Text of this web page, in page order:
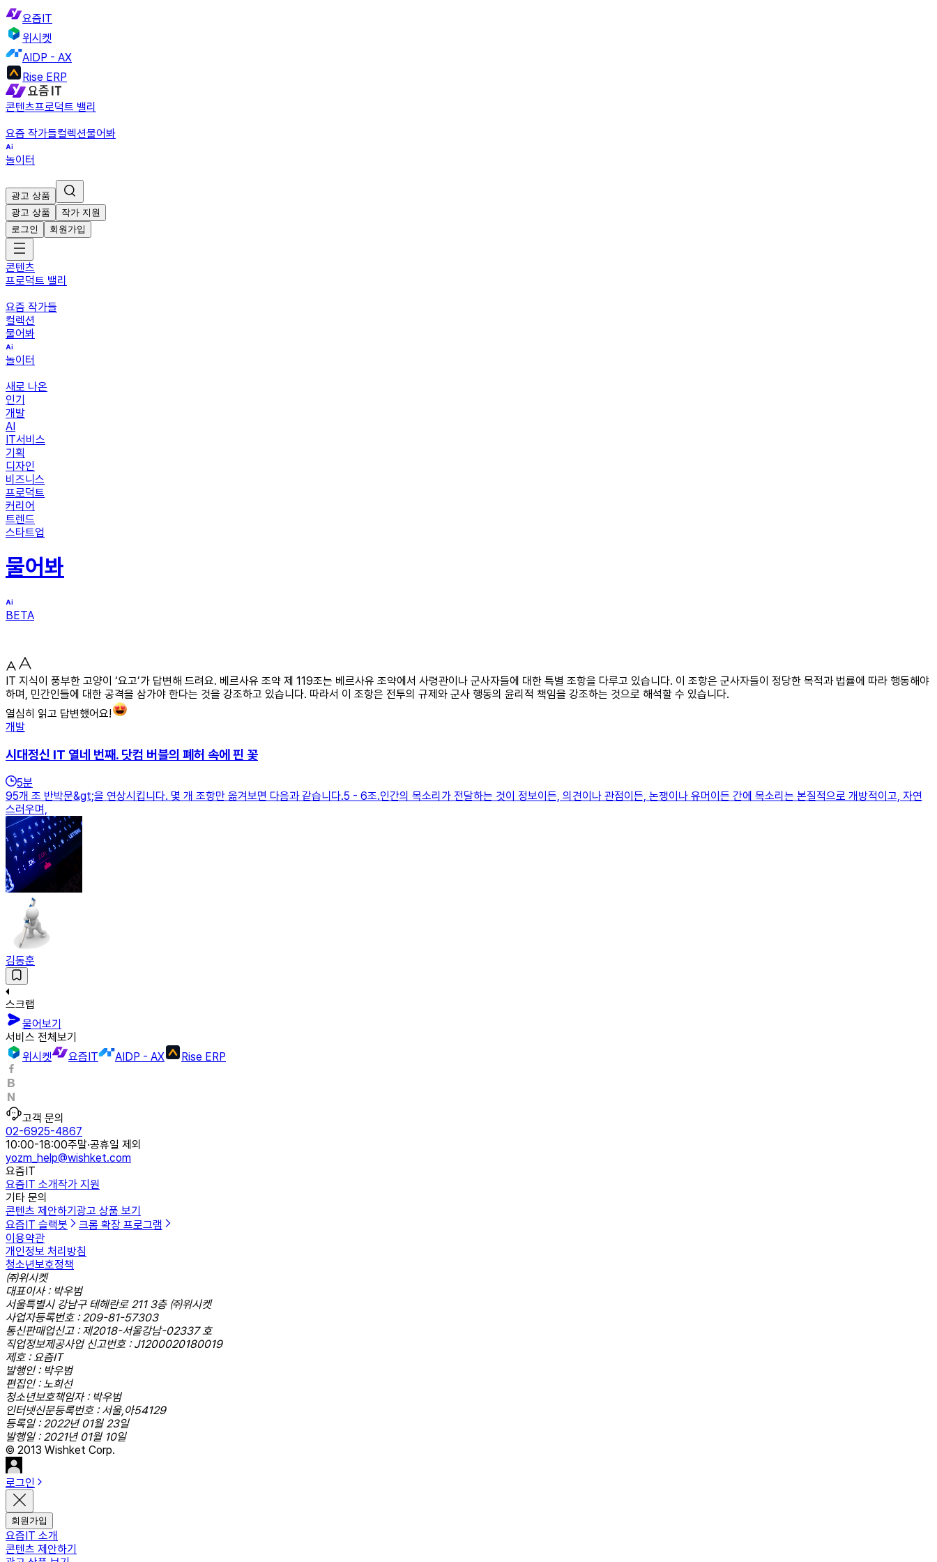
요즘IT
위시켓
AIDP - AX
Rise ERP
콘텐츠프로덕트 밸리
요즘 작가들컬렉션물어봐
놀이터
광고 상품
광고 상품
작가 지원
로그인
회원가입
콘텐츠
프로덕트 밸리
요즘 작가들
컬렉션
물어봐
놀이터
새로 나온
인기
개발
AI
IT서비스
기획
디자인
비즈니스
프로덕트
커리어
트렌드
스타트업
물어봐
BETA
IT 지식이 풍부한 고양이 ‘요고’가 답변해 드려요. 베르사유 조약 제 119조는 베르사유 조약에서 사령관이나 군사자들에 대한 특별 조항을 다루고 있습니다. 이 조항은 군사자들이 정당한 목적과 법률에 따라 행동해야
하며, 민간인들에 대한 공격을 삼가야 한다는 것을 강조하고 있습니다. 따라서 이 조항은 전투의 규제와 군사 행동의 윤리적 책임을 강조하는 것으로 해석할 수 있습니다.
열심히 읽고 답변했어요!
개발
시대정신 IT 열네 번째. 닷컴 버블의 폐허 속에 핀 꽃
5분
95개 조 반박문&gt;을 연상시킵니다. 몇 개 조항만 옮겨보면 다음과 같습니다.5 - 6조.인간의 목소리가 전달하는 것이 정보이든, 의견이나 관점이든, 논쟁이나 유머이든 간에 목소리는 본질적으로 개방적이고, 자연
스러우며,
김동훈
스크랩
물어보기
서비스 전체보기
위시켓
요즘IT AIDP - AX Rise ERP
고객 문의
02-6925-4867
10:00-18:00주말·공휴일 제외
yozm_help@wishket.com
요즘IT
요즘IT 소개작가 지원
기타 문의
콘텐츠 제안하기 광고 상품 보기
요즘IT 슬랙봇
크롬 확장 프로그램
이용약관
개인정보 처리방침
청소년보호정책
㈜위시켓
대표이사 : 박우범
서울특별시 강남구 테헤란로 211 3층 ㈜위시켓
사업자등록번호 : 209-81-57303
통신판매업신고 : 제2018-서울강남-02337 호
직업정보제공사업 신고번호 : J1200020180019
제호 : 요즘IT
발행인 : 박우범
편집인 : 노희선
청소년보호책임자 : 박우범
인터넷신문등록번호 : 서울,아54129
등록일 : 2022년 01월 23일
발행일 : 2021년 01월 10일
© 2013 Wishket Corp.
로그인
회원가입
요즘IT 소개
콘텐츠 제안하기